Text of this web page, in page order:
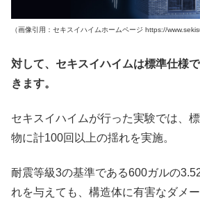
（画像引用：セキスイハイムホームページ https://
対して、セキスイハイムは標準仕様
きます。
セキスイハイムが行った実験では、
物に計100回以上の揺れを実施。
耐震等級3の基準である600ガルの
れを与えても、構造体に有害なダメ